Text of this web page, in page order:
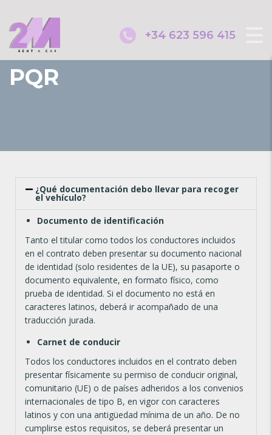
+34 623 596 415
PQR
¿Qué documentación debo llevar para recoger
el vehículo?
Documento de identificación
Tanto el titular como todos los conductores incluidos
en el contrato deben presentar su documento nacional
de identidad (solo residentes de la UE), su pasaporte o
documento equivalente, en formato físico, como
prueba de identidad. Si el documento no está en
caracteres latinos, deberá ir acompañado de una
traducción jurada.
Carnet de conducir
Todos los conductores incluidos en el contrato deben
presentar físicamente su permiso de conducir original,
comunitario (UE) o de países adheridos a los convenios
internacionales de tipo B, en vigor con caracteres
latinos y con una antigüedad mínima de un año. De no
cumplirse estos requisitos, se deberá presentar un